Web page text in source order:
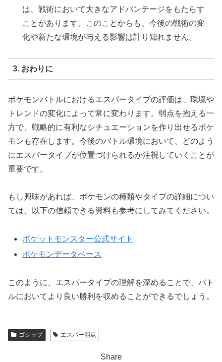
は、戦術において大きなアドバンテージをもたらす
ことがあります。このことからも、今後の戦術の変
化や新たな環境が与える影響は計り知れません。
3. おわりに
ポケモンバトルにおけるエスパータイプの評価は、環境や
トレンドの変化によって常に変わります。弱点を抱える一
方で、戦略的に有利なシチュエーションを作り出せるポケ
モンも存在します。今後のバトル環境において、どのよう
にエスパータイプが位置づけられるか注視していくことが
重要です。
もし興味があれば、ポケモンの種類やタイプの詳細につい
ては、以下の信頼できる資料も参考にしてみてください。
ポケットモンスター公式サイト
ポケモンデータベース
このように、エスパータイプの理解を深めることで、バト
ルにおいてより良い勝利を収めることができるでしょう。
ゴシップ エスパー弱点
Share